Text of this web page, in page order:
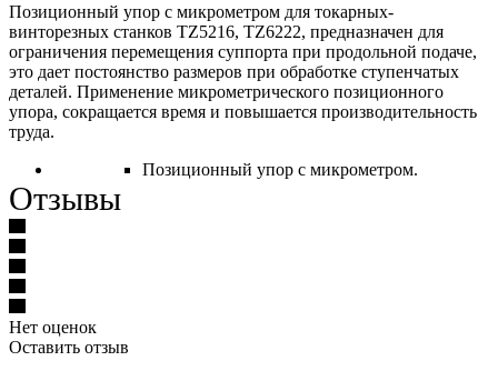
Позиционный упор с микрометром для токарных-
винторезных станков TZ5216, TZ6222, предназначен для
ограничения перемещения суппорта при продольной подаче,
это дает постоянство размеров при обработке ступенчатых
деталей. Применение микрометрического позиционного
упора, сокращается время и повышается производительность
труда.
Позиционный упор с микрометром.
Отзывы
Нет оценок
Оставить отзыв